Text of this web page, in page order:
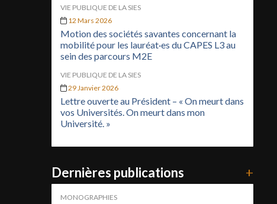
VIE PUBLIQUE DE LA SIES
12 Mars 2026
Motion des sociétés savantes concernant la
mobilité pour les lauréat·es du CAPES L3 au
sein des parcours M2E
VIE PUBLIQUE DE LA SIES
29 Janvier 2026
Lettre ouverte au Président – « On meurt dans
vos Universités. On meurt dans mon
Université. »
Dernières publications +
MONOGRAPHIES